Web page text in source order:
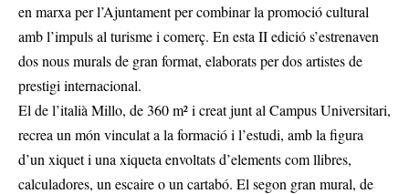
en marxa per l’Ajuntament per combinar la promoció cultural
amb l’impuls al turisme i comerç. En esta II edició s’estrenaven
dos nous murals de gran format, elaborats per dos artistes de
prestigi internacional.
El de l’italià Millo, de 360 m² i creat junt al Campus Universitari,
recrea un món vinculat a la formació i l’estudi, amb la figura
d’un xiquet i una xiqueta envoltats d’elements com llibres,
calculadores, un escaire o un cartabó. El segon gran mural, de